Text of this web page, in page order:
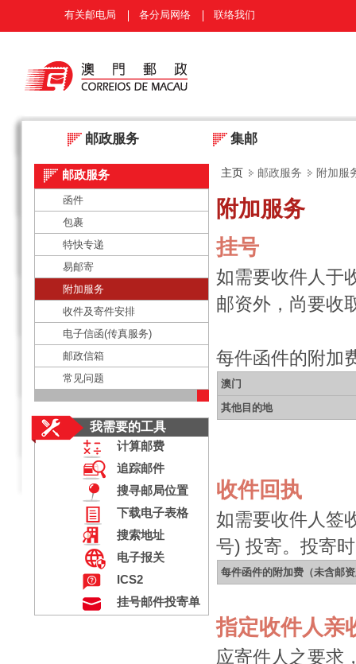
有关邮电局 各分局网络 联络我们
邮政服务 集邮
邮政服务
函件
包裹
特快专递
易邮寄
附加服务
收件及寄件安排
电子信函(传真服务)
邮政信箱
常见问题
我需要的工具
计算邮费
追踪邮件
搜寻邮局位置
下载电子表格
搜索地址
电子报关
ICS2
挂号邮件投寄单
主页 邮政服务 附加服
附加服务
挂号
如需要收件人于
邮资外，尚要收
每件函件的附加
澳门
其他目的地
收件回执
如需要收件人签
号) 投寄。投寄
每件函件的附加费（未含邮
指定收件人亲
应寄件人之要求